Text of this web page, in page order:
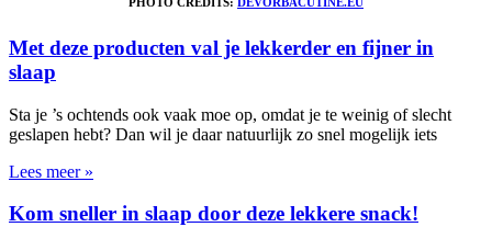
Met deze producten val je lekkerder en fijner in
slaap
Sta je ’s ochtends ook vaak moe op, omdat je te weinig of slecht
geslapen hebt? Dan wil je daar natuurlijk zo snel mogelijk iets
Lees meer »
Kom sneller in slaap door deze lekkere snack!